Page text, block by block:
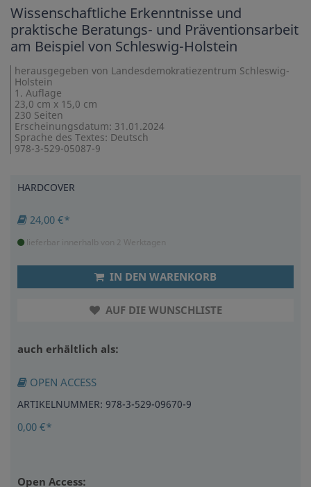
Wissenschaftliche Erkenntnisse und
praktische Beratungs- und Präventionsarbeit
am Beispiel von Schleswig-Holstein
herausgegeben von Landesdemokratiezentrum Schleswig-
Holstein
1. Auflage
23,0 cm x 15,0 cm
230 Seiten
Erscheinungsdatum: 31.01.2024
Sprache des Textes: Deutsch
978-3-529-05087-9
HARDCOVER
24,00 €*
lieferbar innerhalb von 2 Werktagen
IN DEN WARENKORB
AUF DIE WUNSCHLISTE
auch erhältlich als:
OPEN ACCESS
ARTIKELNUMMER: 978-3-529-09670-9
0,00 €*
Open Access: